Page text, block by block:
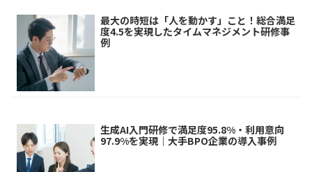
最大の時短は「人を動かす」こと！総合満足
度4.5を実現したタイムマネジメント研修事
例
生成AI入門研修で満足度95.8%・利用意向
97.9%を実現｜大手BPO企業の導入事例